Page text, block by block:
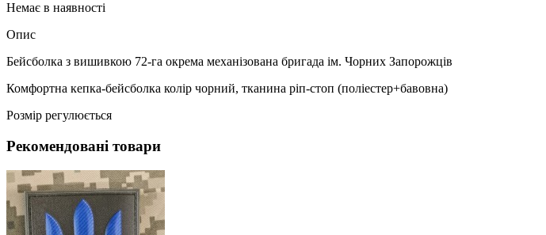
Немає в наявності
Опис
Бейсболка з вишивкою 72-га окрема механізована бригада ім. Чорних Запорожців
Комфортна кепка-бейсболка колір чорний, тканина ріп-стоп (поліестер+бавовна)
Розмір регулюється
Рекомендовані товари